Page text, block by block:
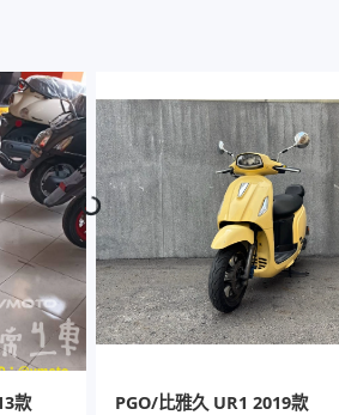
Loading...
Loading...
款 PGO/比雅久 UR1 2019款